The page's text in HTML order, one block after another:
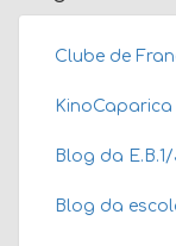
Clube de
KinoCaparica
Blog da
Blog da